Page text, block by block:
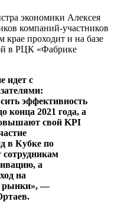
экономики Алексея
компаний-участников
крае проходит и на базе
в РЦК «Фабрике
идет с
эффективность
конца 2021 года, а
свой KPI
в Кубке по
сотрудникам
а
на
рынки», —